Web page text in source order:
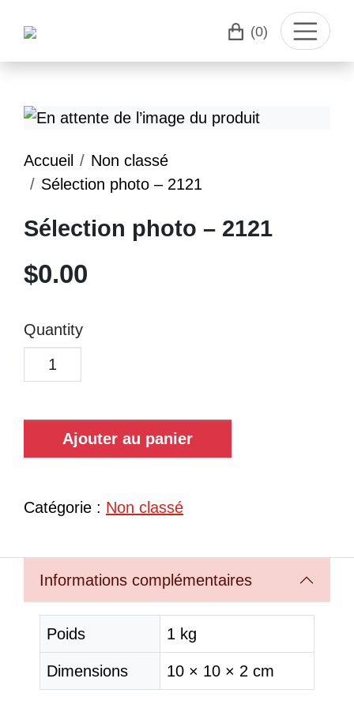
(0)
Accueil
Non classé
Sélection photo – 2121
Sélection photo – 2121
$0.00
Quantity
Ajouter au panier
Catégorie : Non classé
Informations complémentaires
Poids 1 kg
Dimensions 10 × 10 × 2 cm